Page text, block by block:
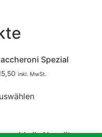
Spezial
inkl. MwSt.
alla Napolitana